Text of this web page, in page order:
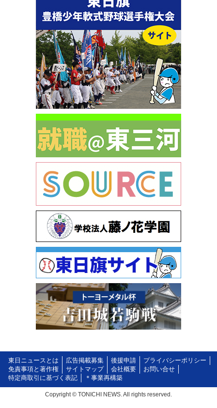
東日ニュースとは 広告掲載募集 後援申請
プライバシーポリシー
免責事項と著作権
サイトマップ 会社概要
お問い合せ
特定商取引に基づく表記
＊事業再構築
Copyright © TONICHI NEWS. All rights reserved.